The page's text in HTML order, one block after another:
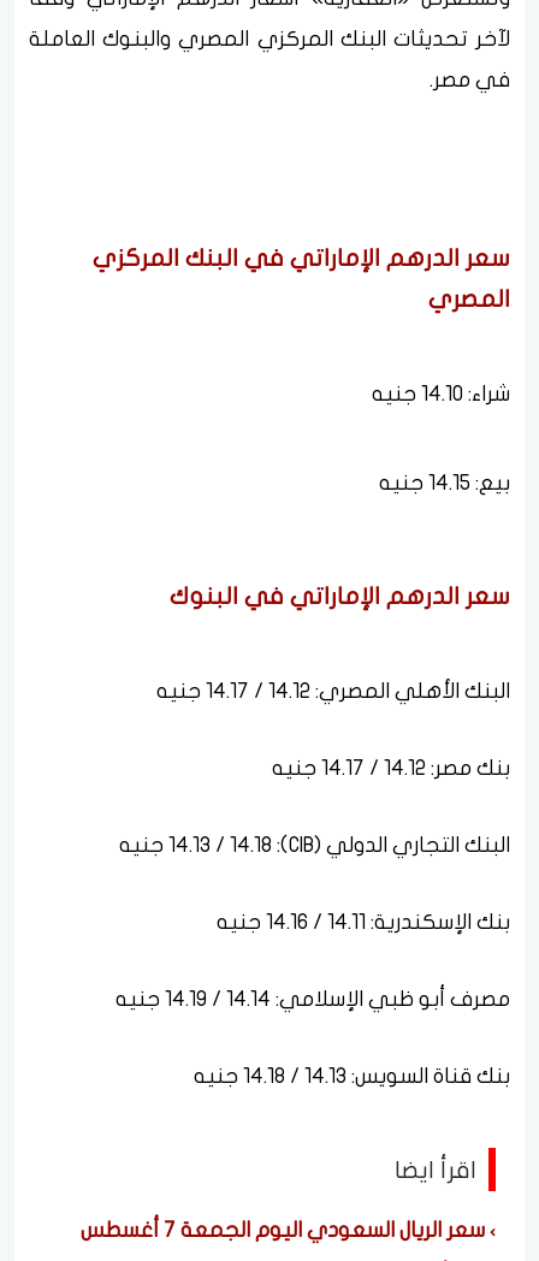
لآخر تحديثات البنك المركزي المصري والبنوك العاملة
في مصر.
سعر الدرهم الإماراتي في البنك المركزي
المصري
شراء: 14.10 جنيه
بيع: 14.15 جنيه
سعر الدرهم الإماراتي في البنوك
البنك الأهلي المصري: 14.12 / 14.17 جنيه
بنك مصر: 14.12 / 14.17 جنيه
البنك التجاري الدولي (CIB): 14.13 / 14.18 جنيه
بنك الإسكندرية: 14.11 / 14.16 جنيه
مصرف أبو ظبي الإسلامي: 14.14 / 14.19 جنيه
بنك قناة السويس: 14.13 / 14.18 جنيه
اقرأ ايضا
سعر الريال السعودي اليوم الجمعة 7 أغسطس